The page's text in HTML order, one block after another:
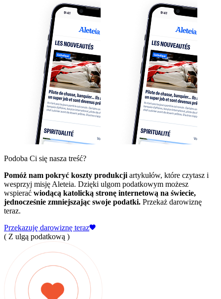
Podoba Ci się nasza treść?
Pomóż nam pokryć koszty produkcji artykułów, które czytasz i
wesprzyj misję Aleteia. Dzięki ulgom podatkowym możesz
wspierać wiodącą katolicką stronę internetową na świecie,
jednocześnie zmniejszając swoje podatki. Przekaż darowiznę
teraz.
Przekazuję darowiznę teraz
( Z ulgą podatkową )